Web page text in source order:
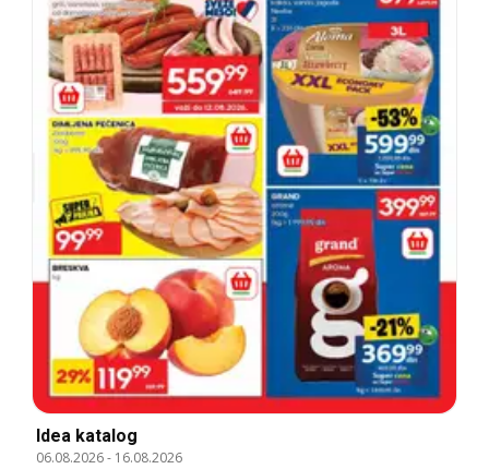
Idea katalog
06.08.2026- 16.08.2026